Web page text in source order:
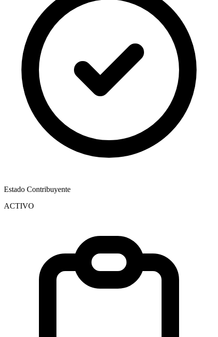
Estado Contribuyente
ACTIVO